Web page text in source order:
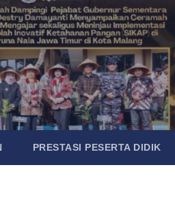
PRESTASI PESERTA DIDIK